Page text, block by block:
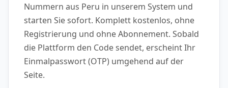
Nummern aus Peru in unserem System und
starten Sie sofort. Komplett kostenlos, ohne
Registrierung und ohne Abonnement. Sobald
die Plattform den Code sendet, erscheint Ihr
Einmalpasswort (OTP) umgehend auf der
Seite.